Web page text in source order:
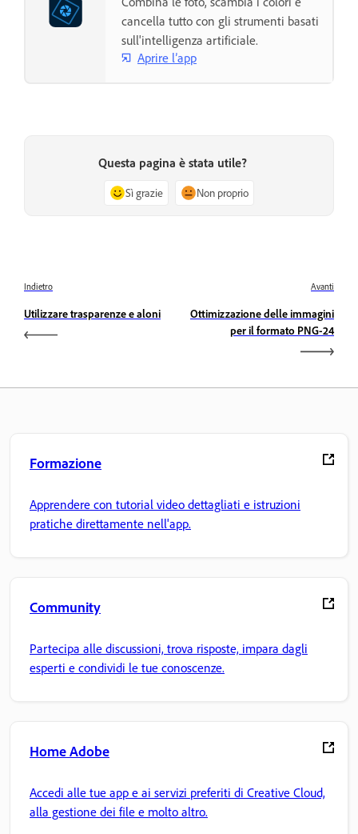
cancella tutto con gli strumenti basati
sull'intelligenza artificiale.
Aprire l’app
Questa pagina è stata utile?
Sì grazie Non proprio
Indietro
Utilizzare trasparenze e aloni
Avanti
Ottimizzazione delle immagini
per il formato PNG-24
Formazione
Apprendere con tutorial video dettagliati e istruzioni
pratiche direttamente nell'app.
Community
Partecipa alle discussioni, trova risposte, impara dagli
esperti e condividi le tue conoscenze.
Home Adobe
Accedi alle tue app e ai servizi preferiti di Creative Cloud,
alla gestione dei file e molto altro.